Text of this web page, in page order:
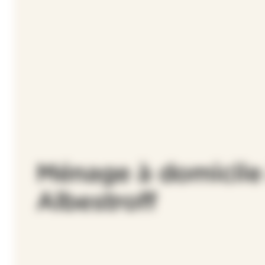
Ménage à
Albestroff